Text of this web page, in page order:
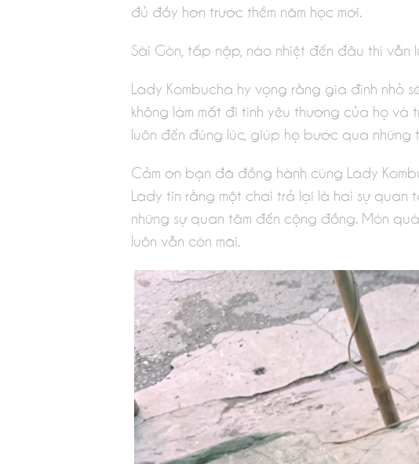
đủ đầy hơn trước thềm năm học mới.
Sài Gòn, tấp nập, náo nhiệt đến đâu thì vẫn
Lady Kombucha hy vọng rằng gia đình nhỏ
không làm mất đi tình yêu thương của họ
luôn đến đúng lúc, giúp họ bước qua những
Cảm ơn bạn đã đồng hành cùng Lady
Lady tin rằng một chai trả lại là hai sự quan
những sự quan tâm đến cộng đồng. Món
luôn vẫn còn mãi.